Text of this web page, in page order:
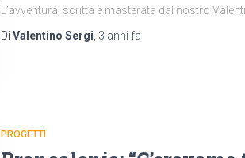
L’avventura, scritta e masterata dal nostro
Di Valentino Sergi 3 anni fa
PROGETTI